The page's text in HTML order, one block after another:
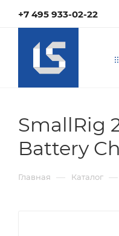
+7 495 933-02-22
SmallRig
Battery
Главная — Каталог —